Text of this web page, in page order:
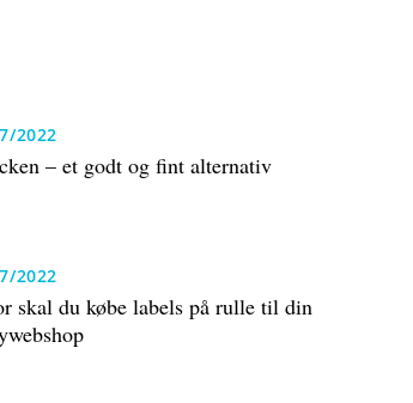
2022
– et godt og fint alternativ
2022
skal du købe labels på rulle til din